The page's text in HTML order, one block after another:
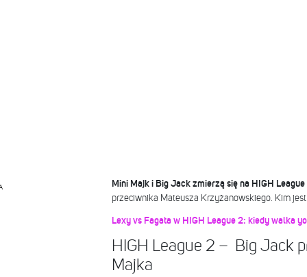
Mini Majk i Big Jack zmierzą się na HIGH League
przeciwnika Mateusza Krzyżanowskiego. Kim
Lexy vs Fagata w HIGH League 2: kiedy walka
HIGH League 2 – Big Jack
Majka